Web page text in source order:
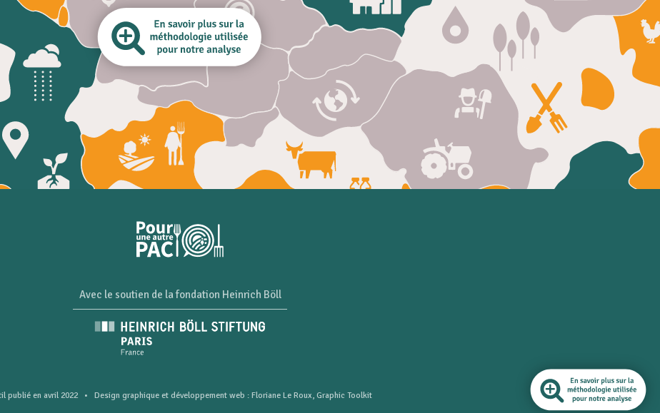
Avec le soutien de la fondation Heinrich Böll
publié en avril 2022 • Design graphique et développement web : Floriane Le Roux, Graphic Toolkit